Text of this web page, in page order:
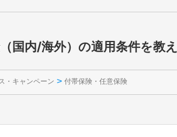
国内/海外）の適用条件を教
・キャンペーン > 付帯保険・任意保険